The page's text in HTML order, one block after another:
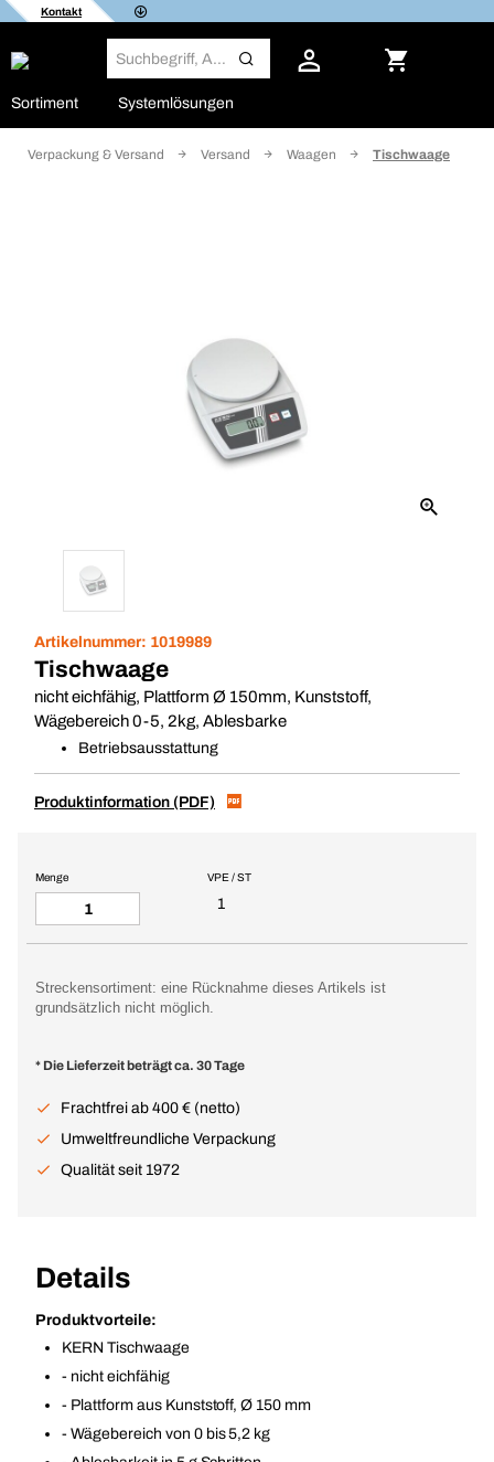
Kontakt
Sortiment Systemlösungen
Verpackung & Versand Versand Waagen Tischwaage
Artikelnummer: 1019989
Tischwaage
nicht eichfähig, Plattform Ø 150mm, Kunststoff,
Wägebereich 0-5, 2kg, Ablesbarke
Betriebsausstattung
Produktinformation (PDF)
VPE / ST
1
Menge
Streckensortiment: eine Rücknahme dieses Artikels ist
grundsätzlich nicht möglich.
* Die Lieferzeit beträgt ca. 30 Tage
Frachtfrei ab 400 € (netto)
Umweltfreundliche Verpackung
Qualität seit 1972
Details
Produktvorteile:
KERN Tischwaage
- nicht eichfähig
- Plattform aus Kunststoff, Ø 150 mm
- Wägebereich von 0 bis 5,2 kg